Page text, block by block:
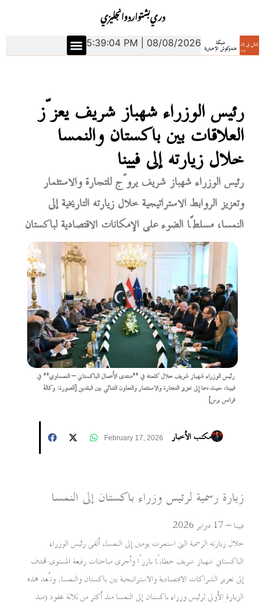
انجليزياردوبشتودري
5:39:05 PM | 08/08/2026
رئيس الوزراء شهباز شريف يعزّز
العلاقات بين باكستان والنمسا
خلال زيارته إلى فيينا
رئيس الوزراء شهباز شريف يروّج للتجارة والاستثمار
وتعزيز الروابط الاستراتيجية خلال زيارته التاريخية إلى
النمسا، مسلطًا الضوء على الإمكانات الاقتصادية لباكستان
رئيس الوزراء شهباز شريف خلال كلمته في **منتدى الأعمال الباكستاني – النمساوي** في
فيينا، حيث دعا إلى تعزيز التجارة والاستثمار والتعاون الثنائي بين البلدين [الصورة: وكالة
فرانس برس]
مكتب الأخبار February 17, 2026
زيارة رسمية لرئيس وزراء باكستان إلى النمسا
فيينا – 17 فبراير 2026
خلال زيارته الرسمية التي استمرت يومين إلى النمسا، ألقى رئيس الوزراء
الباكستاني شهباز شريف خطابًا بارزًا وأجرى مباحثات رفيعة المستوى تهدف
إلى تعزيز الشراكات الاقتصادية والاستراتيجية بين باكستان والنمسا. وتُعد هذه
الزيارة الأولى لرئيس وزراء باكستان إلى النمسا منذ أكثر من ثلاثة عقود (منذ